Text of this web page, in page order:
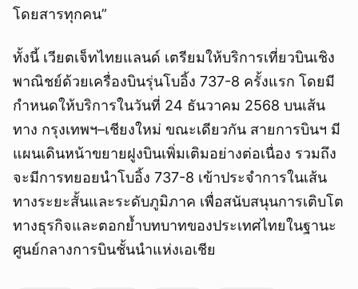
โดยสารทุกคน”
ทั้งนี้ เวียตเจ็ทไทยแลนด์ เตรียมให้บริการเที่ยวบินเชิง
พาณิชย์ด้วยเครื่องบินรุ่นโบอิ้ง 737-8 ครั้งแรก โดยมี
กำหนดให้บริการในวันที่ 24 ธันวาคม 2568 บนเส้น
ทาง กรุงเทพฯ–เชียงใหม่ ขณะเดียวกัน สายการบินฯ มี
แผนเดินหน้าขยายฝูงบินเพิ่มเติมอย่างต่อเนื่อง รวมถึง
จะมีการทยอยนำโบอิ้ง 737-8 เข้าประจำการในเส้น
ทางระยะสั้นและระดับภูมิภาค เพื่อสนับสนุนการเติบโต
ทางธุรกิจและตอกย้ำบทบาทของประเทศไทยในฐานะ
ศูนย์กลางการบินชั้นนำแห่งเอเชีย